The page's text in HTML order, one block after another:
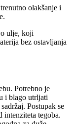
olakšanje i
ulje, koji
bez ostavljanja
Potrebno je
i blago utrljati
Postupak se
intenziteta tegoba.